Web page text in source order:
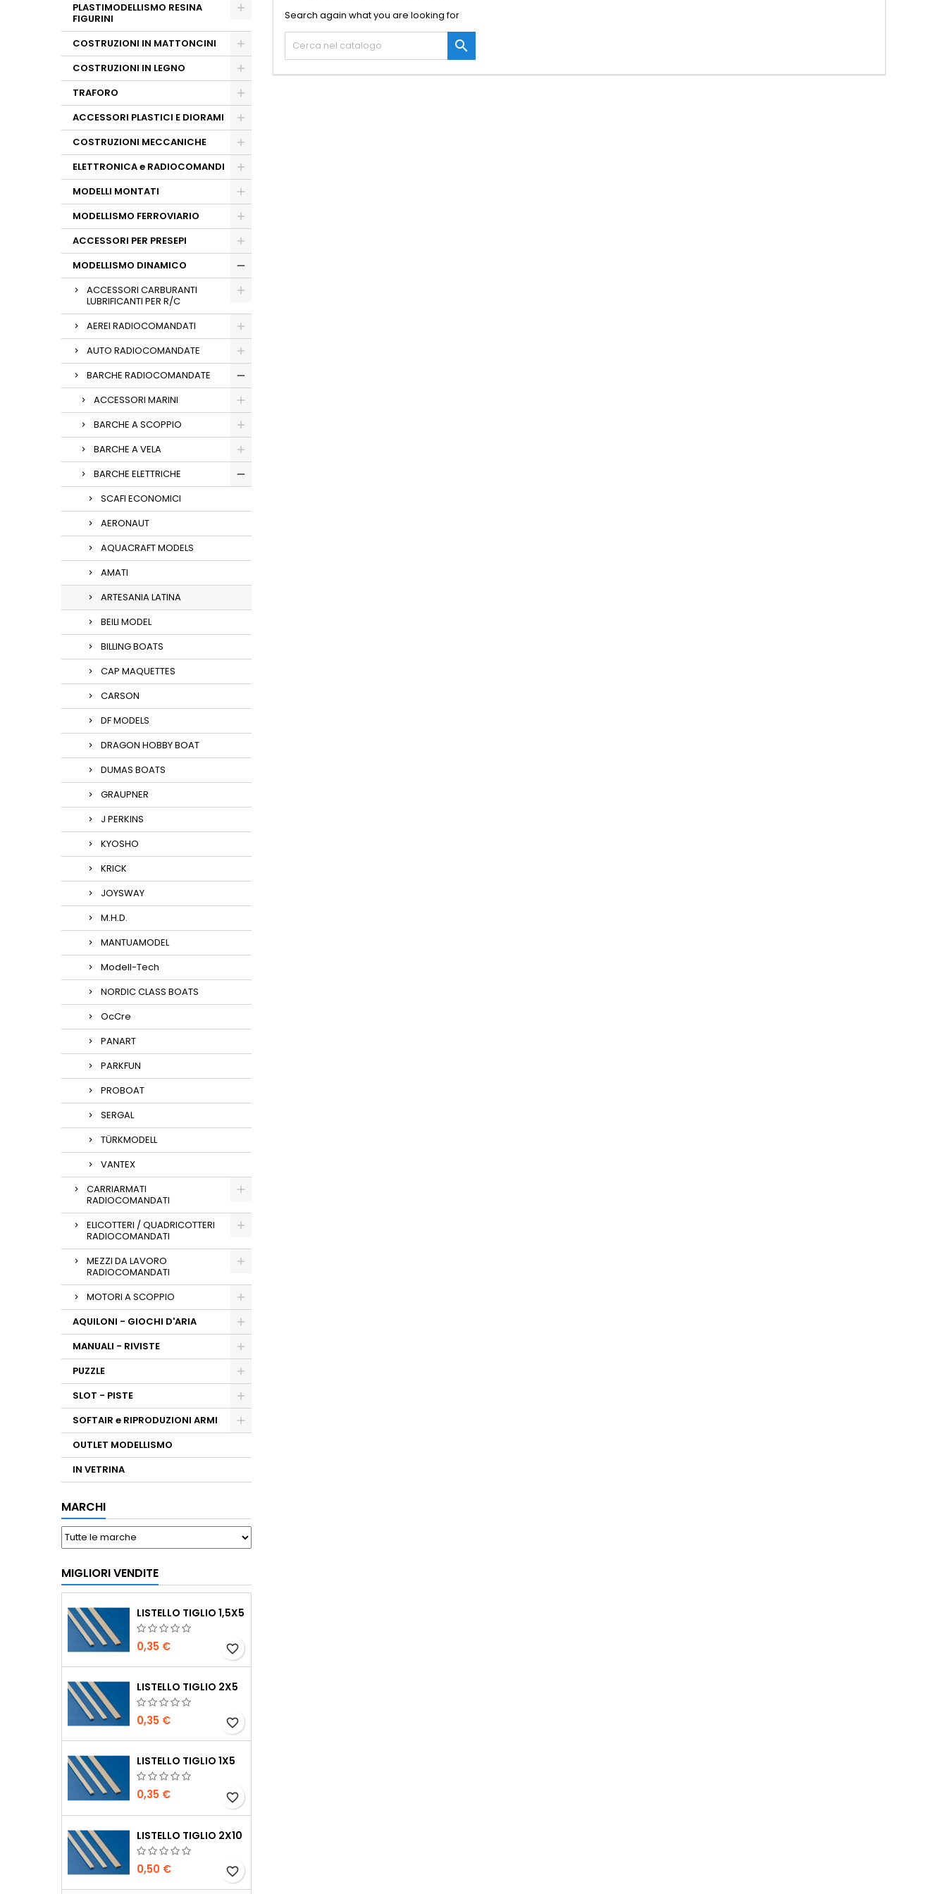
PLASTIMODELLISMO RESINA
FIGURINI
COSTRUZIONI IN MATTONCINI
COSTRUZIONI IN LEGNO
TRAFORO
ACCESSORI PLASTICI E DIORAMI
COSTRUZIONI MECCANICHE
ELETTRONICA e RADIOCOMANDI
MODELLI MONTATI
MODELLISMO FERROVIARIO
ACCESSORI PER PRESEPI
MODELLISMO DINAMICO
ACCESSORI CARBURANTI
LUBRIFICANTI PER R/C
AEREI RADIOCOMANDATI
AUTO RADIOCOMANDATE
BARCHE RADIOCOMANDATE
ACCESSORI MARINI
BARCHE A SCOPPIO
BARCHE A VELA
BARCHE ELETTRICHE
SCAFI ECONOMICI
AERONAUT
AQUACRAFT MODELS
AMATI
ARTESANIA LATINA
BEILI MODEL
BILLING BOATS
CAP MAQUETTES
CARSON
DF MODELS
DRAGON HOBBY BOAT
DUMAS BOATS
GRAUPNER
J PERKINS
KYOSHO
KRICK
JOYSWAY
M.H.D.
MANTUAMODEL
Modell-Tech
NORDIC CLASS BOATS
OcCre
PANART
PARKFUN
PROBOAT
SERGAL
TÜRKMODELL
VANTEX
CARRIARMATI
RADIOCOMANDATI
ELICOTTERI / QUADRICOTTERI
RADIOCOMANDATI
MEZZI DA LAVORO
RADIOCOMANDATI
MOTORI A SCOPPIO
AQUILONI - GIOCHI D'ARIA
MANUALI - RIVISTE
PUZZLE
SLOT - PISTE
SOFTAIR e RIPRODUZIONI ARMI
OUTLET MODELLISMO
IN VETRINA
MARCHI
MIGLIORI VENDITE
LISTELLO TIGLIO 1,5X5
0,35 € favorite_border
LISTELLO TIGLIO 2X5
0,35 € favorite_border
LISTELLO TIGLIO 1X5
0,35 € favorite_border
LISTELLO TIGLIO 2X10
0,50 € favorite_border
Search again what you are looking for
